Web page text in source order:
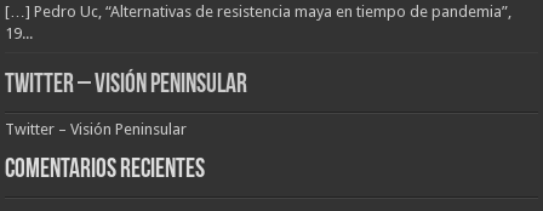
[…] Pedro Uc, “Alternativas de resistencia maya en tiempo de pandemia”,
19...
Twitter – Visión Peninsular
Twitter – Visión Peninsular
Comentarios Recientes